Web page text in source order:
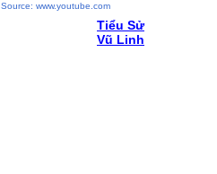
Source: www.youtube.com
Tiểu Sử
Vũ Linh